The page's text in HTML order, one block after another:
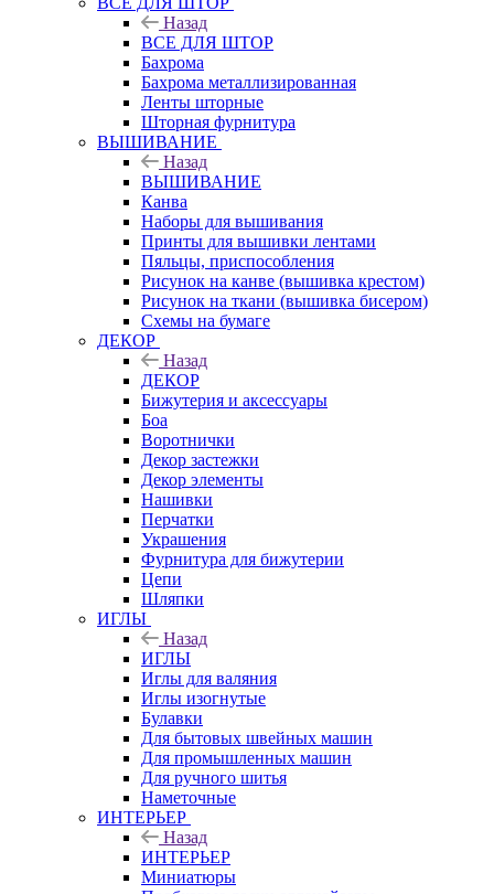
Назад
ВСЕ ДЛЯ ШТОР
Бахрома
Бахрома металлизированная
Ленты шторные
Шторная фурнитура
ВЫШИВАНИЕ
Назад
ВЫШИВАНИЕ
Канва
Наборы для вышивания
Принты для вышивки лентами
Пяльцы, приспособления
Рисунок на канве (вышивка крестом)
Рисунок на ткани (вышивка бисером)
Схемы на бумаге
ДЕКОР
Назад
ДЕКОР
Бижутерия и аксессуары
Боа
Воротнички
Декор застежки
Декор элементы
Нашивки
Перчатки
Украшения
Фурнитура для бижутерии
Цепи
Шляпки
ИГЛЫ
Назад
ИГЛЫ
Иглы для валяния
Иглы изогнутые
Булавки
Для бытовых швейных машин
Для промышленных машин
Для ручного шитья
Наметочные
ИНТЕРЬЕР
Назад
ИНТЕРЬЕР
Миниатюры